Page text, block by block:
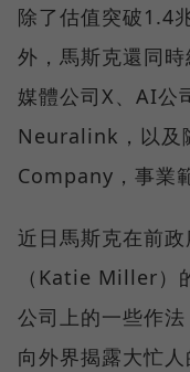
除了估值突破1.4
外，馬斯克還同
媒體公司X、AI公
Neuralink，以及
Company，事業
近日馬斯克在前
（Katie Miller）
公司上的一些作
向外界揭露大忙